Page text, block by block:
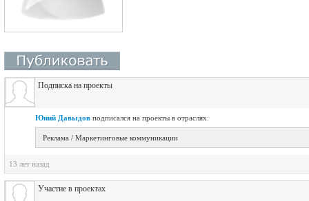
Подписка на проекты
Юний Давыдов подписался на проекты в отраслях:
Реклама / Маркетинговые коммуникации
13 лет назад
Участие в проектах